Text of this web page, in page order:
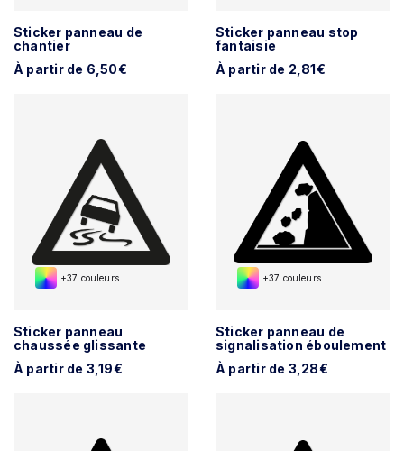
Sticker panneau de
chantier
À partir de 6,50€
Sticker panneau stop
fantaisie
À partir de 2,81€
+37 couleurs
Sticker panneau
chaussée glissante
À partir de 3,19€
+37 couleurs
Sticker panneau de
signalisation éboulement
À partir de 3,28€